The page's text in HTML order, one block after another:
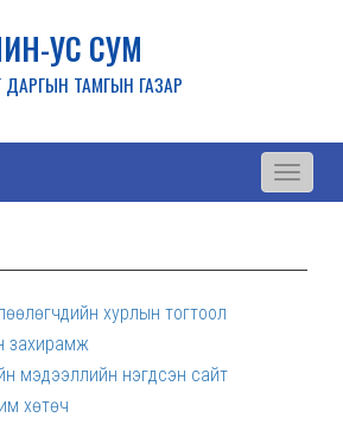
УС СУМ
ДАРГЫН ТАМГЫН ГАЗАР
Toggle
хурлын тогтоол
захирамж
мэдээллийн нэгдсэн сайт
хөтөч